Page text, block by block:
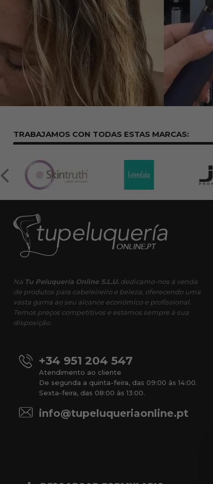
TRABAJAMOS CON TODAS ESTASMARCAS:
Na Tu Peluquería Online S.L.U.dedicamo-nos à venda
de produtos para cabeleireiro e beleza, oferecendo uma
vasta gama ao seu alcance económico e profissional.
Temos preços competitivos e estamos sempre à sua
disposição.
+34 951 204 547
Atendimento ao cliente
De segunda a quinta-feira, das 09:00 às 14:00.
Sexta-feira, das 08:00 às 13:00.
info@tupeluqueriaonline.pt